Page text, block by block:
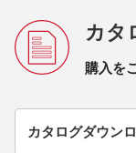
カタ
購入を
カタログダウン